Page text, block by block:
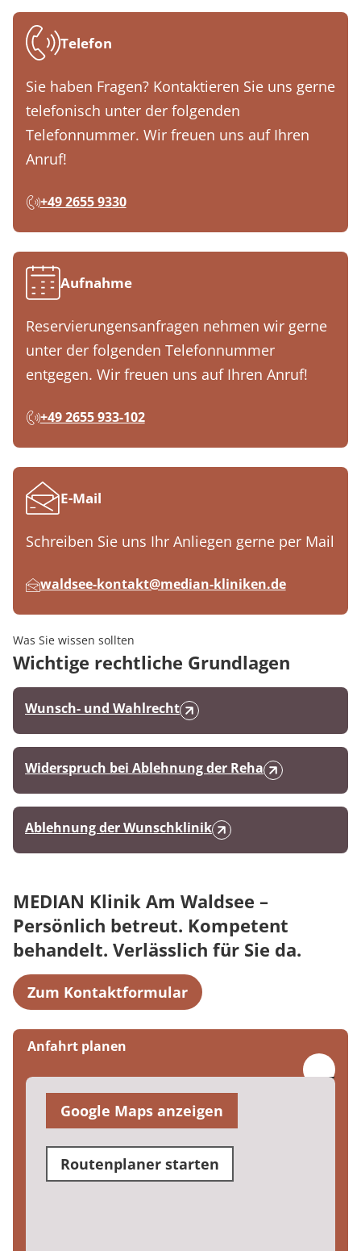
Telefon
Sie haben Fragen? Kontaktieren Sie uns gerne
telefonisch unter der folgenden
Telefonnummer. Wir freuen uns auf Ihren
Anruf!
+49 2655 9330
Aufnahme
Reservierungensanfragen nehmen wir gerne
unter der folgenden Telefonnummer
entgegen. Wir freuen uns auf Ihren Anruf!
+49 2655 933-102
E-Mail
Schreiben Sie uns Ihr Anliegen gerne per Mail
waldsee-kontakt@median-kliniken.de
Was Sie wissen sollten
Wichtige rechtliche Grundlagen
Wunsch- und Wahlrecht
Widerspruch bei Ablehnung der Reha
Ablehnung der Wunschklinik
MEDIAN Klinik Am Waldsee –
Persönlich betreut. Kompetent
behandelt. Verlässlich für Sie da.
Zum Kontaktformular
Anfahrt planen
Google Maps anzeigen
Routenplaner starten